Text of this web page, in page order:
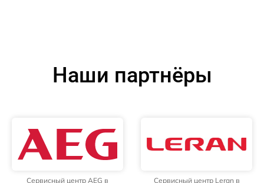
Наши партнёры
Сервисный центр AEG в
Сервисный центр Leran в